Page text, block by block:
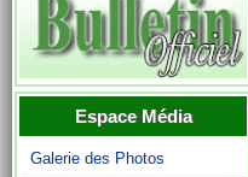
Espace Média
Galerie des Photos